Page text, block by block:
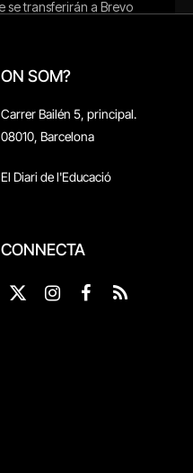
ON SOM?
Carrer Bailén 5, principal.
08010, Barcelona
El Diari de l'Educació
CONNECTA
X
Instagram
Facebook
RSS